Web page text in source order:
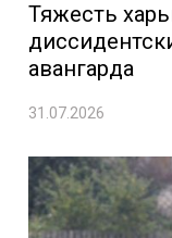
Тяжесть
авангарда
31.07.2026